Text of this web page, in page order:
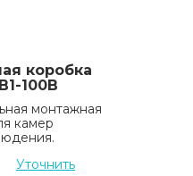
коробка
100B
монтажная
камер
Уточнить